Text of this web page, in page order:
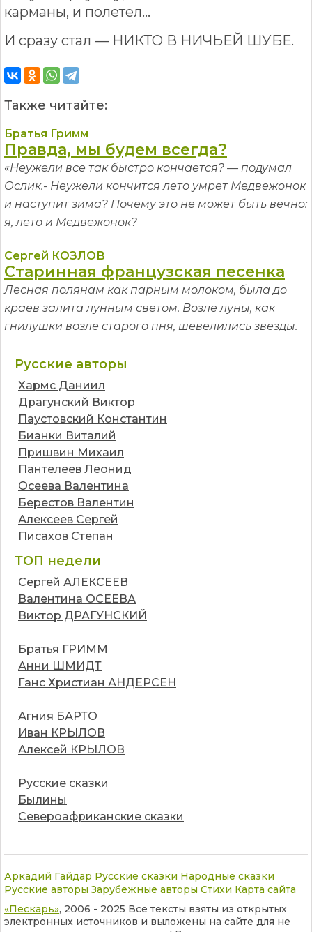
карманы, и полетел...
И сразу стал — НИКТО В НИЧЬЕЙ ШУБЕ.
Также читайте:
Братья Гримм
Правда, мы будем всегда?
«Неужели все так быстро кончается? — подумал
Ослик.- Неужели кончится лето умрет Медвежонок
и наступит зима? Почему это не может быть вечно:
я, лето и Медвежонок?
Сергей КОЗЛОВ
Старинная французская песенка
Лесная полянам как парным молоком, была до
краев залита лунным светом. Возле луны, как
гнилушки возле старого пня, шевелились звезды.
Русские авторы
Хармс Даниил
Драгунский Виктор
Паустовский Константин
Бианки Виталий
Пришвин Михаил
Пантелеев Леонид
Осеева Валентина
Берестов Валентин
Алексеев Сергей
Писахов Степан
ТОП недели
Сергей АЛЕКСЕЕВ
Валентина ОСЕЕВА
Виктор ДРАГУНСКИЙ
Братья ГРИММ
Анни ШМИДТ
Ганс Христиан АНДЕРСЕН
Агния БАРТО
Иван КРЫЛОВ
Алексей КРЫЛОВ
Русские сказки
Былины
Североафриканские сказки
Аркадий Гайдар Русские сказки Народные сказки
Русские авторы Зарубежные авторы Стихи Карта сайта
«Пескарь», 2006 - 2025 Все тексты взяты из открытых
электронных источников и выложены на сайте для не